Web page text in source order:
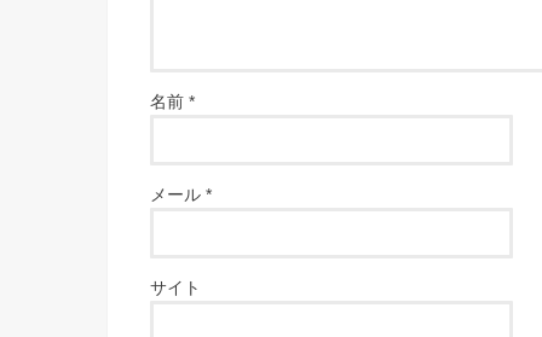
名前 *
メール *
サイト